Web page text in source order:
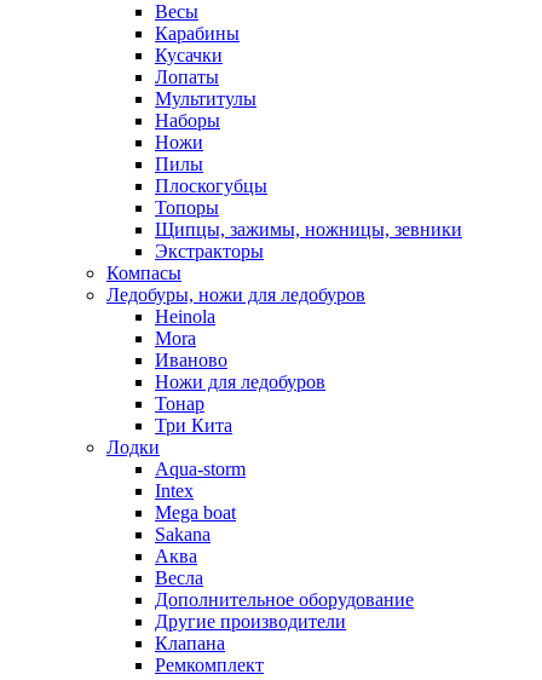
Весы
Карабины
Кусачки
Лопаты
Мультитулы
Наборы
Ножи
Пилы
Плоскогубцы
Топоры
Щипцы, зажимы, ножницы, зевники
Экстракторы
Компасы
Ледобуры, ножи для ледобуров
Heinola
Mora
Иваново
Ножи для ледобуров
Тонар
Три Кита
Лодки
Aqua-storm
Intex
Mega boat
Sakana
Аква
Весла
Дополнительное оборудование
Другие производители
Клапана
Ремкомплект